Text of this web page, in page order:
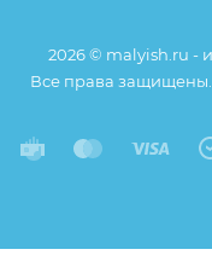
2026 © malyish.ru -
Все права